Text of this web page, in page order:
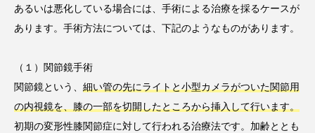
あるいは悪化している場合には、手術による治療を採るケースが
あります。手術方法については、下記のようなものがあります。
（１）関節鏡手術
関節鏡という、 細い管の先にライトと小型カメラがついた関節用
の内視鏡を、膝の一部を切開したところから挿入して行います。
初期の変形性膝関節症に対して行われる治療法です。加齢ととも